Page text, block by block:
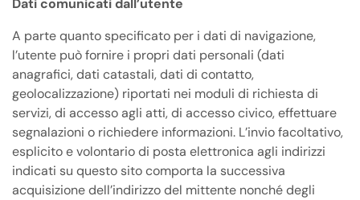
Dati comunicati dall’utente
A parte quanto specificato per i dati di navigazione,
l’utente può fornire i propri dati personali (dati
anagrafici, dati catastali, dati di contatto,
geolocalizzazione) riportati nei moduli di richiesta di
servizi, di accesso agli atti, di accesso civico, effettuare
segnalazioni o richiedere informazioni. L’invio facoltativo,
esplicito e volontario di posta elettronica agli indirizzi
indicati su questo sito comporta la successiva
acquisizione dell’indirizzo del mittente nonché degli